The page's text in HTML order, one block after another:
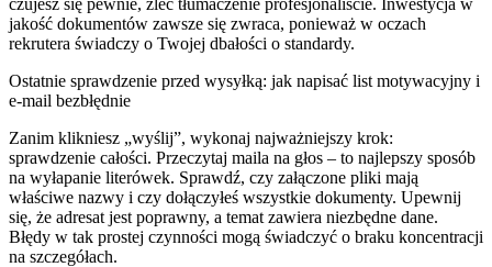
jakość dokumentów zawsze się zwraca, ponieważ w oczach
rekrutera świadczy o Twojej dbałości o standardy.
Ostatnie sprawdzenie przed wysyłką: jak napisać list motywacyjny i
e-mail bezbłędnie
Zanim klikniesz „wyślij”, wykonaj najważniejszy krok:
sprawdzenie całości. Przeczytaj maila na głos – to najlepszy sposób
na wyłapanie literówek. Sprawdź, czy załączone pliki mają
właściwe nazwy i czy dołączyłeś wszystkie dokumenty. Upewnij
się, że adresat jest poprawny, a temat zawiera niezbędne dane.
Błędy w tak prostej czynności mogą świadczyć o braku koncentracji
na szczegółach.